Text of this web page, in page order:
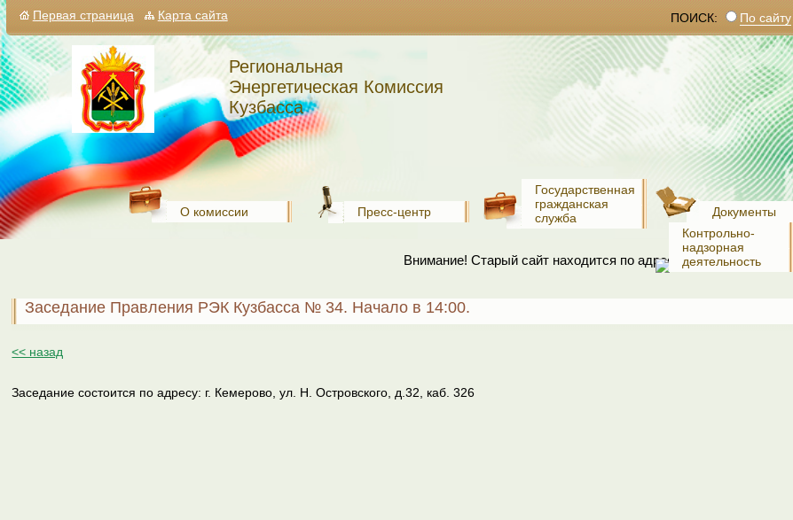
Первая страница Карта сайта ПОИСК: По сайту
Региональная
Энергетическая Комиссия
Кузбасса
О комиссии Пресс-центр
Государственная
гражданская
служба
Документы
Контрольно-
надзорная
деятельность
Внимание! Старый сайт находится по адресу:www.old.recko.ru
Заседание Правления РЭК Кузбасса № 34. Начало в 14:00.
<< назад
Заседание состоится по адресу: г. Кемерово, ул. Н. Островского, д.32, каб. 326